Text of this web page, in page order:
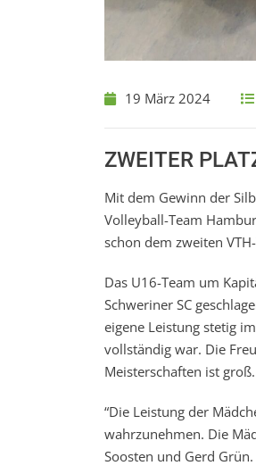
19 März 2024
ZWEITER
Mit dem Gewinn der
Volleyball-Team
schon dem zweiten
Das U16-Team um
Schweriner SC
eigene Leistung stetig
vollständig war. Die
Meisterschaften ist groß.
“Die Leistung der
wahrzunehmen. Die
Soosten und Gerd